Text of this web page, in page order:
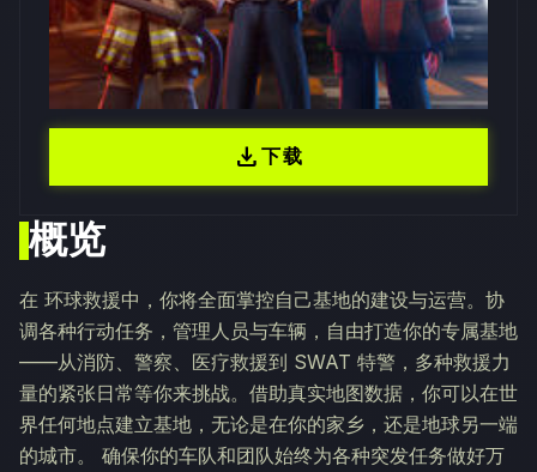
概览
在 环球救援中，你将全面掌控自己基地的建设与运营。协
调各种行动任务，管理人员与车辆，自由打造你的专属基地
——从消防、警察、医疗救援到 SWAT 特警，多种救援力
量的紧张日常等你来挑战。借助真实地图数据，你可以在世
界任何地点建立基地，无论是在你的家乡，还是地球另一端
的城市。 确保你的车队和团队始终为各种突发任务做好万
download下载